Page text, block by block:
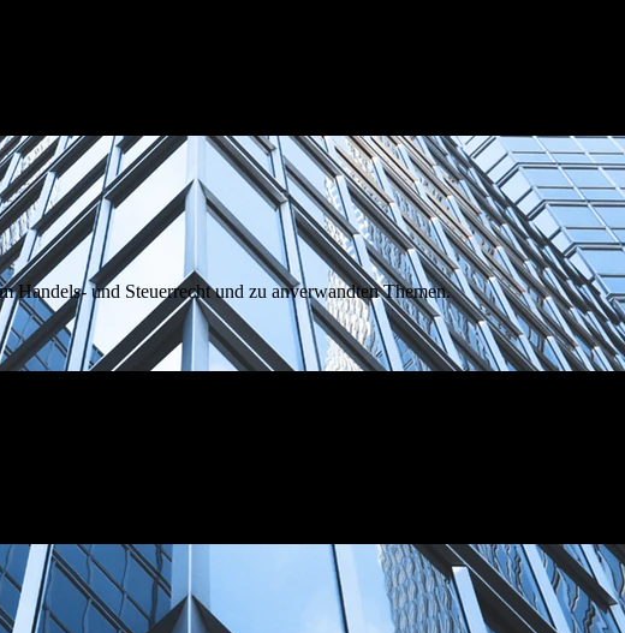
Handels- und Steuerrecht und zu anverwandten Themen.